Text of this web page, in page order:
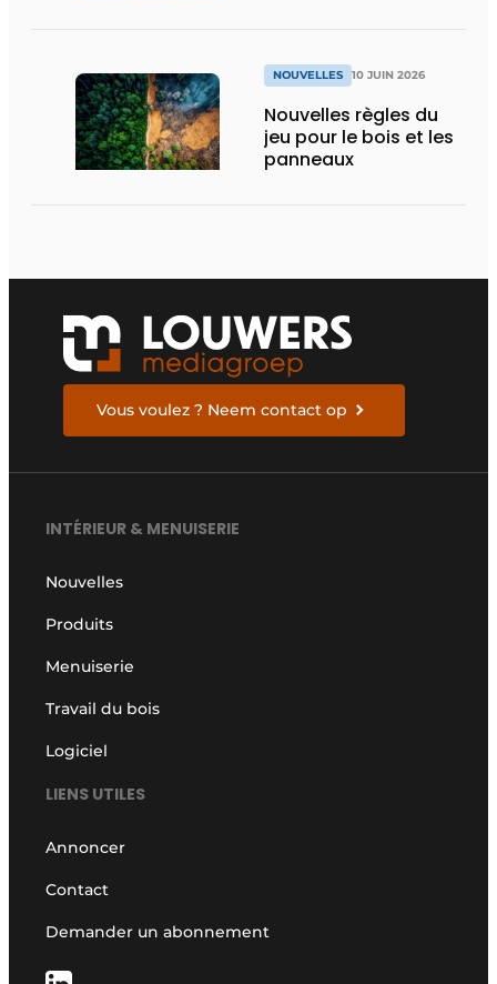
NOUVELLES 10 JUIN 2026
Nouvelles règles du
jeu pour le bois et les
panneaux
Vous voulez ? Neem contact op
INTÉRIEUR & MENUISERIE
Nouvelles
Produits
Menuiserie
Travail du bois
Logiciel
LIENS UTILES
Annoncer
Contact
Demander un abonnement